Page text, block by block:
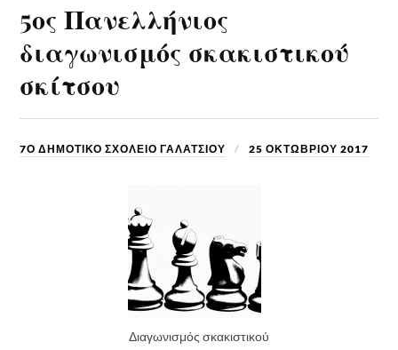
5ος Πανελλήνιος
διαγωνισμός σκακιστικού
σκίτσου
7Ο ΔΗΜΟΤΙΚΟ ΣΧΟΛΕΙΟ ΓΑΛΑΤΣΙΟΥ 25 ΟΚΤΩΒΡΊΟΥ 2017
Διαγωνισμός σκακιστικού